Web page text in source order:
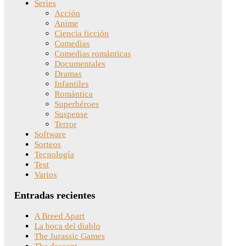
Series
Acción
Anime
Ciencia ficción
Comedias
Comedias románticas
Documentales
Dramas
Infantiles
Romántica
Superhéroes
Suspense
Terror
Software
Sorteos
Tecnología
Test
Varios
Entradas recientes
A Breed Apart
La boca del diablo
The Jurassic Games